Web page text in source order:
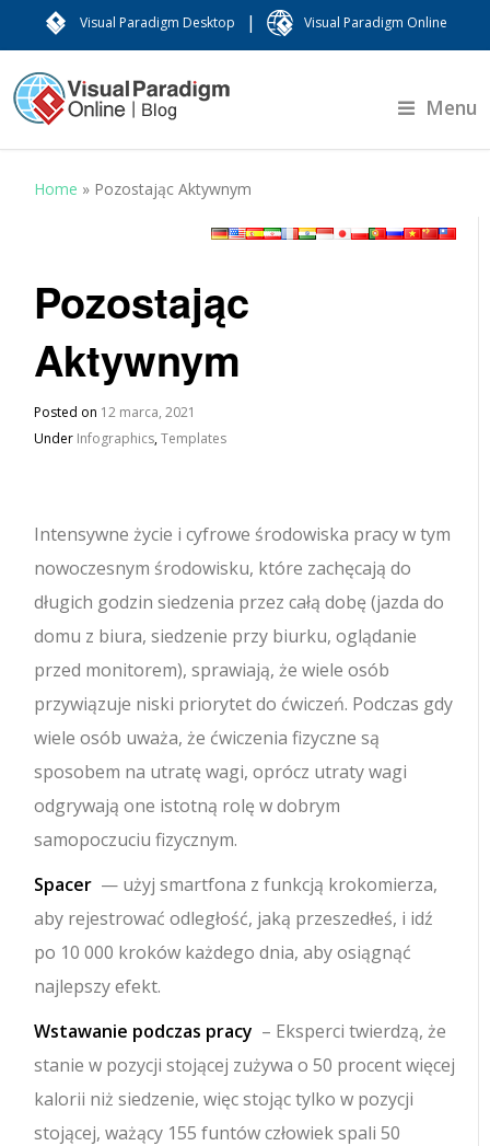
Visual Paradigm Desktop | Visual Paradigm Online
Menu
Home » Pozostając Aktywnym
Pozostając
Aktywnym
Posted on 12 marca, 2021
Under Infographics,Templates
Intensywne życie i cyfrowe środowiska pracy w tym
nowoczesnym środowisku, które zachęcają do
długich godzin siedzenia przez całą dobę (jazda do
domu z biura, siedzenie przy biurku, oglądanie
przed monitorem), sprawiają, że wiele osób
przywiązuje niski priorytet do ćwiczeń. Podczas gdy
wiele osób uważa, że ​​ćwiczenia fizyczne są
sposobem na utratę wagi, oprócz utraty wagi
odgrywają one istotną rolę w dobrym
samopoczuciu fizycznym.
Spacer — użyj smartfona z funkcją krokomierza,
aby rejestrować odległość, jaką przeszedłeś, i idź
po 10 000 kroków każdego dnia, aby osiągnąć
najlepszy efekt.
Wstawanie podczas pracy – Eksperci twierdzą, że
stanie w pozycji stojącej zużywa o 50 procent więcej
kalorii niż siedzenie, więc stojąc tylko w pozycji
stojącej, ważący 155 funtów człowiek spali 50